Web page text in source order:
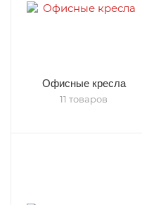
Офисные кресла
11 товаров